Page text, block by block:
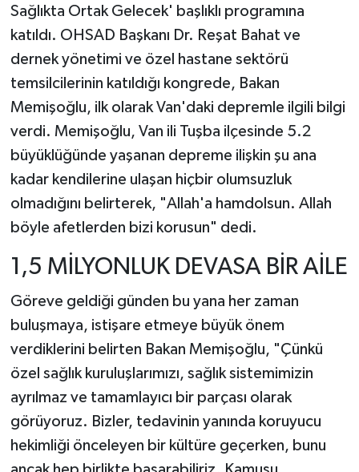
Sağlıkta Ortak Gelecek' başlıklı programına
katıldı. OHSAD Başkanı Dr. Reşat Bahat ve
dernek yönetimi ve özel hastane sektörü
temsilcilerinin katıldığı kongrede, Bakan
Memişoğlu, ilk olarak Van'daki depremle ilgili bilgi
verdi. Memişoğlu, Van ili Tuşba ilçesinde 5.2
büyüklüğünde yaşanan depreme ilişkin şu ana
kadar kendilerine ulaşan hiçbir olumsuzluk
olmadığını belirterek, "Allah'a hamdolsun. Allah
böyle afetlerden bizi korusun" dedi.
1,5 MİLYONLUK DEVASA BİR AİLE
Göreve geldiği günden bu yana her zaman
buluşmaya, istişare etmeye büyük önem
verdiklerini belirten Bakan Memişoğlu, "Çünkü
özel sağlık kuruluşlarımızı, sağlık sistemimizin
ayrılmaz ve tamamlayıcı bir parçası olarak
görüyoruz. Bizler, tedavinin yanında koruyucu
hekimliği önceleyen bir kültüre geçerken, bunu